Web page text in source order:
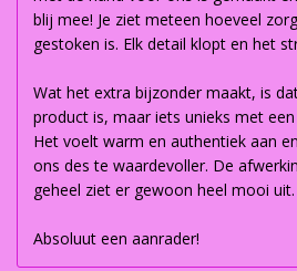
blij mee! Je ziet meteen hoeveel
gestoken is. Elk detail klopt en het
Wat het extra bijzonder maakt, is
product is, maar iets unieks met
Het voelt warm en authentiek aan
ons des te waardevoller. De
geheel ziet er gewoon heel mooi uit.
Absoluut een aanrader!